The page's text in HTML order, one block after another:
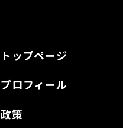
トップページ
プロフィール
政策